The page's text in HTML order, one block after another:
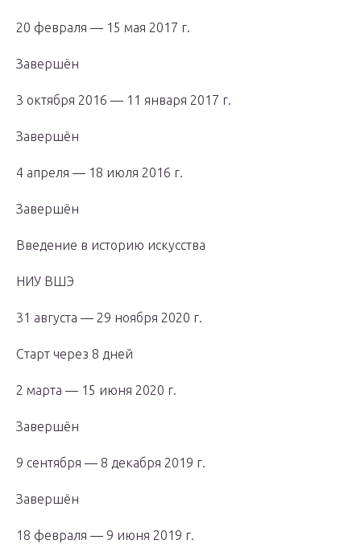
20 февраля — 15 мая 2017 г.
Завершён
3 октября 2016 — 11 января 2017 г.
Завершён
4 апреля — 18 июля 2016 г.
Завершён
Введение в историю искусства
НИУ ВШЭ
31 августа — 29 ноября 2020 г.
Старт через 8 дней
2 марта — 15 июня 2020 г.
Завершён
9 сентября — 8 декабря 2019 г.
Завершён
18 февраля — 9 июня 2019 г.